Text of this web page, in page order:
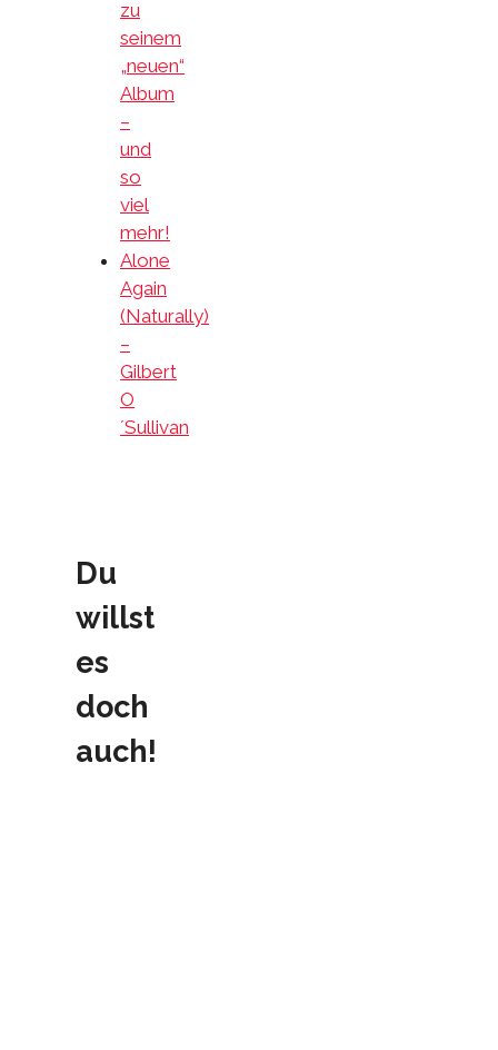
zu
seinem
„neuen“
Album
–
und
so
viel
mehr!
Alone
Again
(Naturally)
–
Gilbert
O
´Sullivan
Du
willst
es
doch
auch!